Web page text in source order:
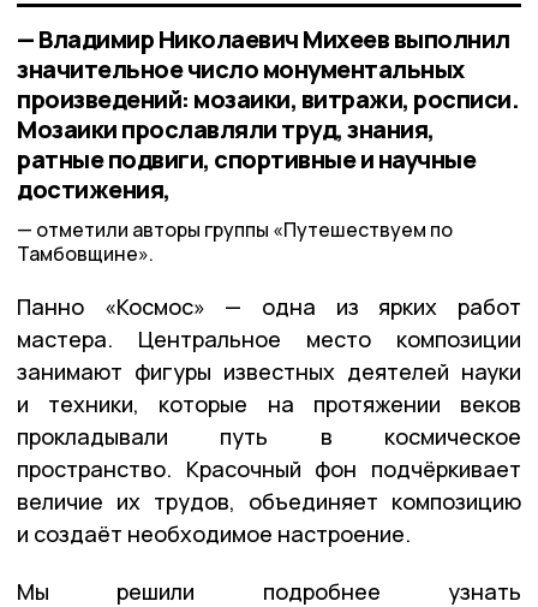
— Владимир Николаевич Михеев выполнил
значительное число монументальных
произведений: мозаики, витражи, росписи.
Мозаики прославляли труд, знания,
ратные подвиги, спортивные и научные
достижения,
отметили авторы группы «Путешествуем по
Тамбовщине».
Панно «Космос» — одна из ярких работ
мастера. Центральное место композиции
занимают фигуры известных деятелей науки
и техники, которые на протяжении веков
прокладывали путь в космическое
пространство. Красочный фон подчёркивает
величие их трудов, объединяет композицию
и создаёт необходимое настроение.
Мы решили подробнее узнать